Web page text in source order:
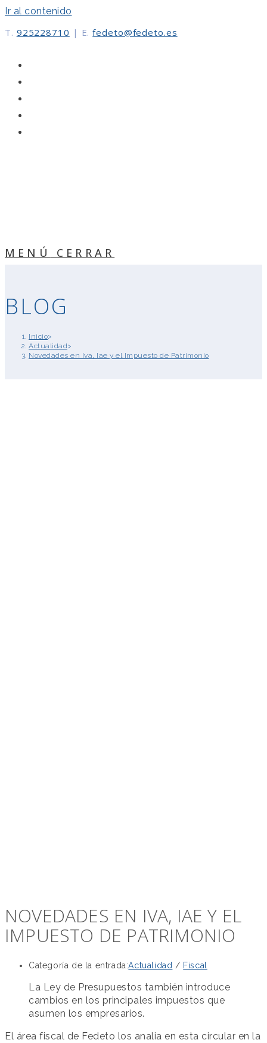
Ir al contenido
T. 925228710 | E. fedeto@fedeto.es
MENÚ CERRAR
BLOG
Inicio>
Actualidad>
Novedades en Iva, Iae y el Impuesto de Patrimonio
NOVEDADES EN IVA, IAE Y EL
IMPUESTO DE PATRIMONIO
Categoría de la entrada:Actualidad / Fiscal
La Ley de Presupuestos también introduce
cambios en los principales impuestos que
asumen los empresarios.
El área fiscal de Fedeto los analia en esta circular en la